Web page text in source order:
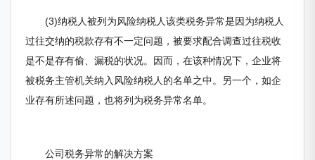
(3)纳税人被列为风险纳税人该类税务异常是因为纳税人
过往交纳的税款存有不一定问题，被要求配合调查过往税收
是不是存有偷、漏税的状况。因而，在该种情况下，企业将
被税务主管机关纳入风险纳税人的名单之中。另一个，如企
业存有所述问题，也将列为税务异常名单。
公司税务异常的解决方案